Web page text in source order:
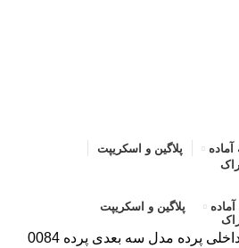
پلاگین و اسکریپت
پلاگین و اسکریپت
پرده مدل سه بعدی پرده 0084